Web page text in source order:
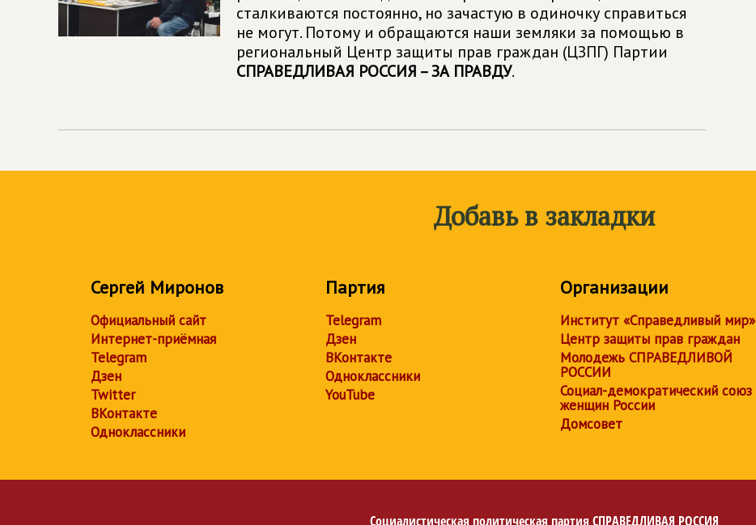
сталкиваются постоянно, но зачастую в одиночку справиться
не могут. Потому и обращаются наши земляки за помощью в
региональный Центр защиты прав граждан (ЦЗПГ) Партии
СПРАВЕДЛИВАЯ РОССИЯ – ЗА ПРАВДУ.
Добавь в закладки
Сергей Миронов
Официальный сайт
Интернет-приёмная
Telegram
Дзен
Twitter
ВКонтакте
Одноклассники
Партия
Telegram
Дзен
ВКонтакте
Одноклассники
YouTube
Организации
Институт «Справедливый мир»
Центр защиты прав граждан
Молодежь СПРАВЕДЛИВОЙ
РОССИИ
Социал-демократический союз
женщин России
Домсовет
Социалистическая политическая партия СПРАВЕДЛИВАЯ РОССИЯ